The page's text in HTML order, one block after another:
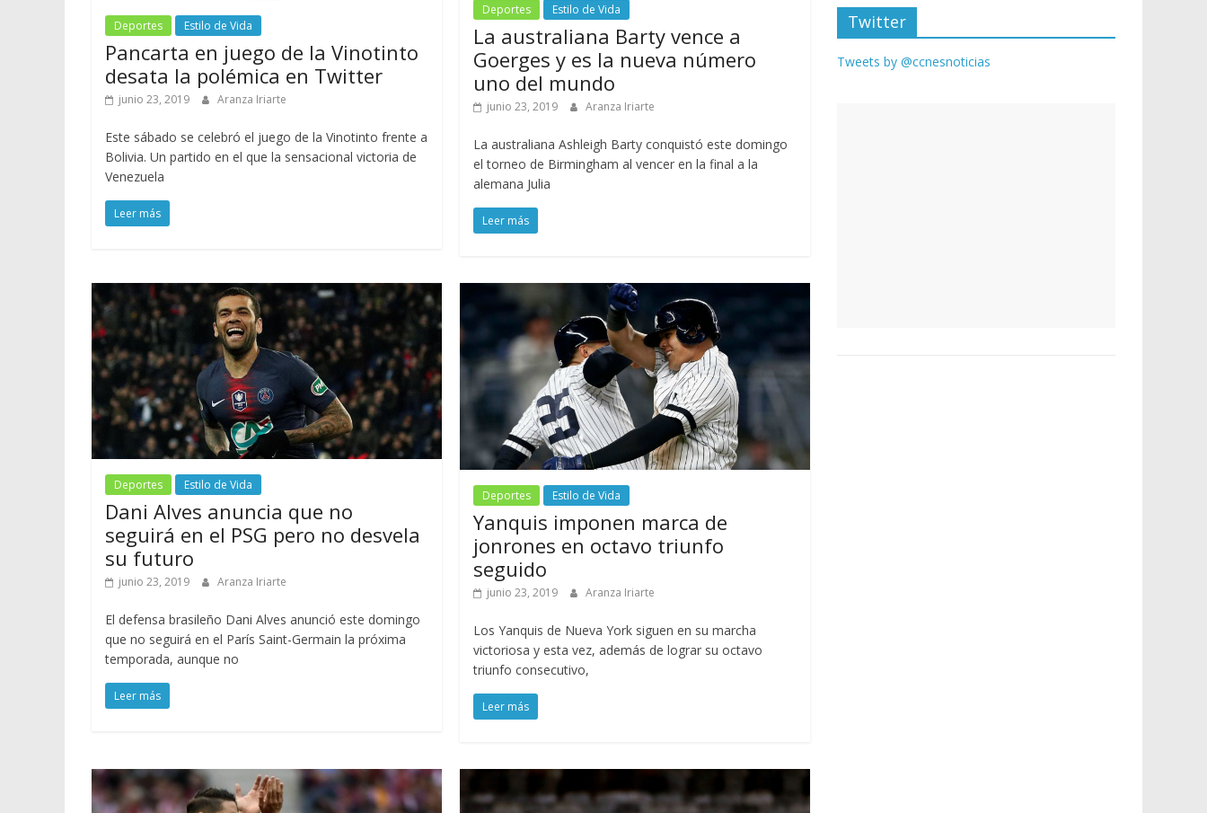
Deportes Estilo de Vida
Pancarta en juego de la Vinotinto
desata la polémica en Twitter
junio 23, 2019 Aranza Iriarte
Este sábado se celebró el juego de la Vinotinto frente a
Bolivia. Un partido en el que la sensacional victoria de
Venezuela
Leer más
Deportes Estilo de Vida
La australiana Barty vence a
Goerges y es la nueva número
uno del mundo
junio 23, 2019 Aranza Iriarte
La australiana Ashleigh Barty conquistó este domingo
el torneo de Birmingham al vencer en la final a la
alemana Julia
Leer más
Deportes Estilo de Vida
Dani Alves anuncia que no
seguirá en el PSG pero no desvela
su futuro
junio 23, 2019 Aranza Iriarte
El defensa brasileño Dani Alves anunció este domingo
que no seguirá en el París Saint-Germain la próxima
temporada, aunque no
Leer más
Deportes Estilo de Vida
Yanquis imponen marca de
jonrones en octavo triunfo
seguido
junio 23, 2019 Aranza Iriarte
Los Yanquis de Nueva York siguen en su marcha
victoriosa y esta vez, además de lograr su octavo
triunfo consecutivo,
Leer más
Twitter
Tweets by @ccnesnoticias